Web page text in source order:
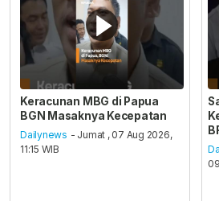
Keracunan MBG di Papua
BGN Masaknya Kecepatan
Dailynews - Jumat , 07 Aug 2026,
11:15 WIB